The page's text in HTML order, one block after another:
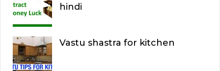
hindi
Vastu shastra for kitchen